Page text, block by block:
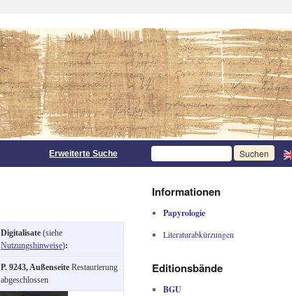
Erweiterte Suche
Digitalisate (siehe
Nutzungshinweise):
P. 9243, Außenseite Restaurierung
abgeschlossen
Informationen
Papyrologie
Literaturabkürzungen
Editionsbände
BGU